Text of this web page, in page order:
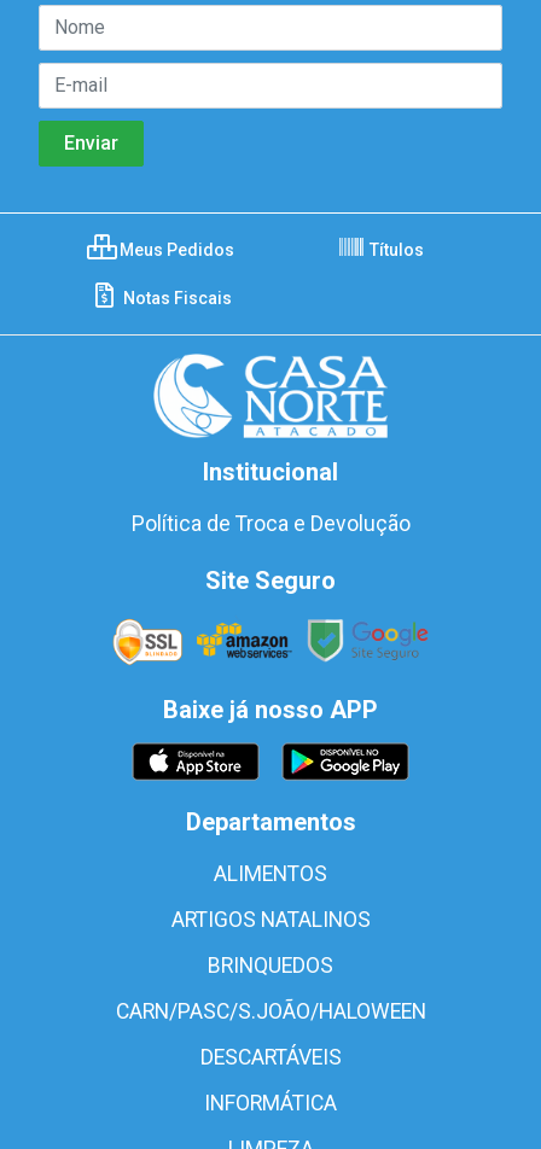
Meus Pedidos Títulos
Notas Fiscais
Institucional
Política de Troca e Devolução
Site Seguro
Baixe já nosso APP
Departamentos
ALIMENTOS
ARTIGOS NATALINOS
BRINQUEDOS
CARN/PASC/S.JOÃO/HALOWEEN
DESCARTÁVEIS
INFORMÁTICA